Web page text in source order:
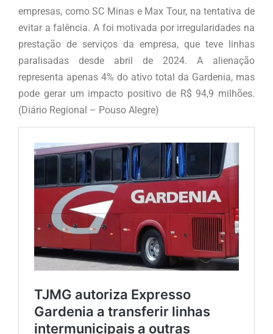
empresas, como SC Minas e Max Tour, na tentativa de
evitar a falência. A foi motivada por irregularidades na
prestação de serviços da empresa, que teve linhas
paralisadas desde abril de 2024. A alienação
representa apenas 4% do ativo total da Gardenia, mas
pode gerar um impacto positivo de R$ 94,9 milhões.
(Diário Regional – Pouso Alegre)